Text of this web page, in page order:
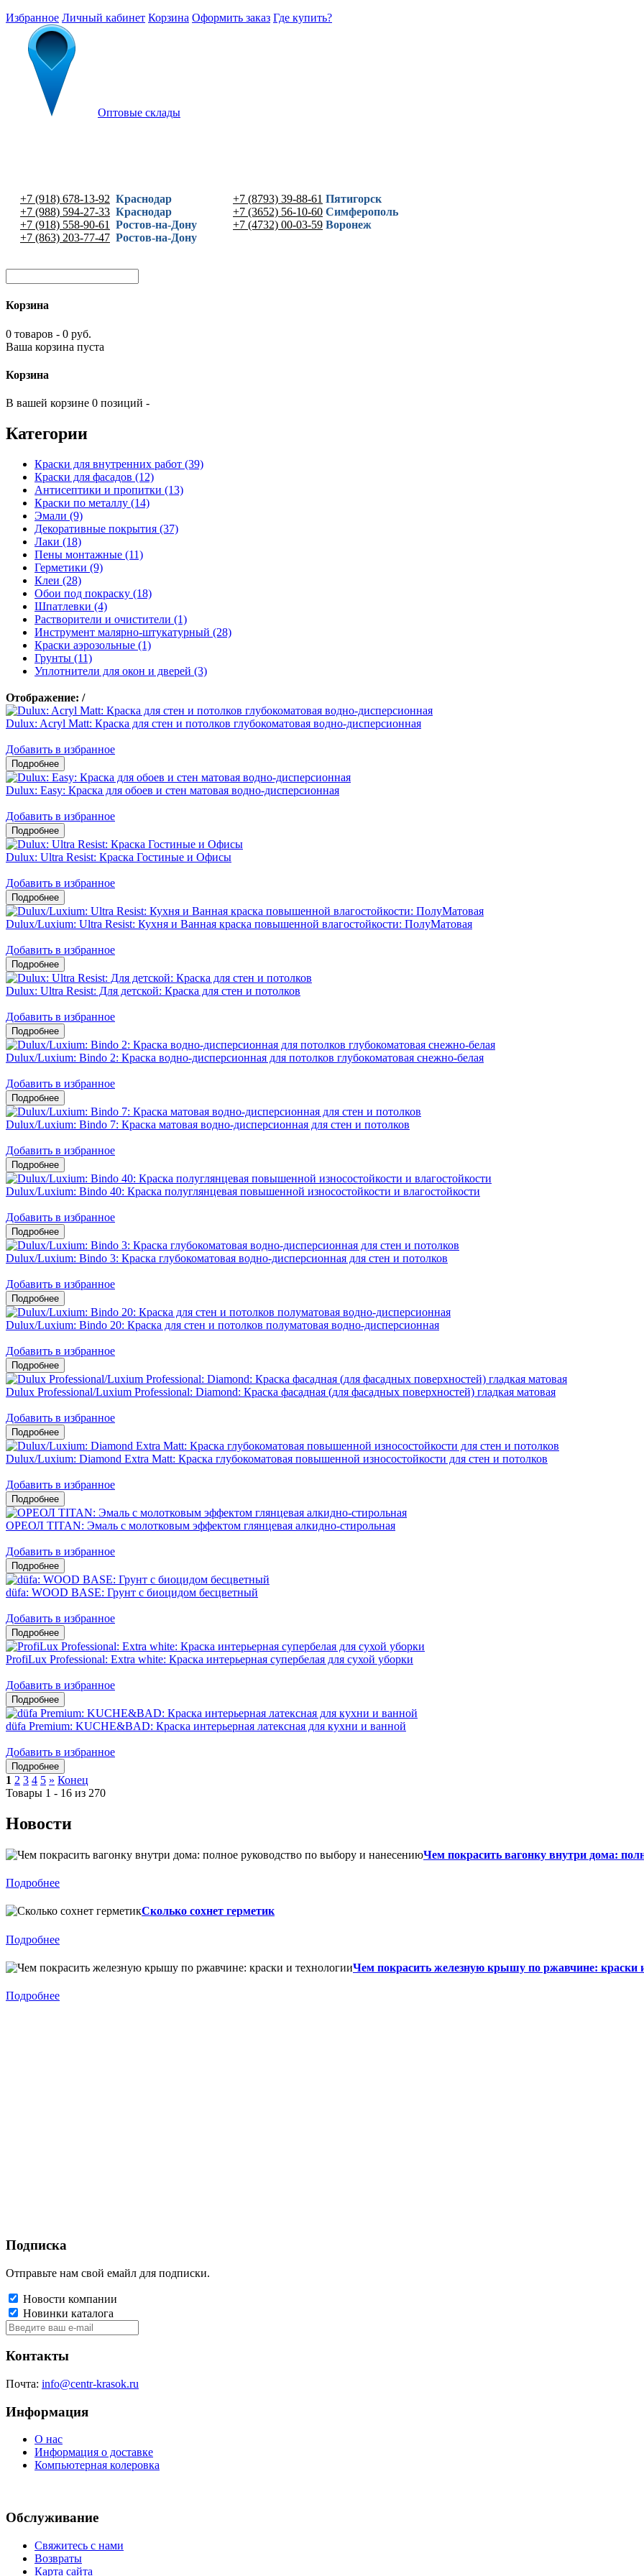
Избранное Личный кабинет Корзина Оформить заказ Где купить?
Оптовые склады
+7 (918) 678-13-92 Краснодар
+7 (988) 594-27-33 Краснодар
+7 (918) 558-90-61
Ростов-на-Дону
+7 (863) 203-77-47 Ростов-на-Дону
+7 (8793) 39-88-61 Пятигорск
+7 (3652) 56-10-60 Симферополь
+7 (4732) 00-03-59 Воронеж
Корзина
0 товаров - 0 руб.
Ваша корзина пуста
Корзина
В вашей корзине 0 позиций -
Категории
Краски для внутренних работ (39)
Краски для фасадов (12)
Антисептики и пропитки (13)
Краски по металлу (14)
Эмали (9)
Декоративные покрытия (37)
Лаки (18)
Пены монтажные (11)
Герметики (9)
Клеи (28)
Обои под покраску (18)
Шпатлевки (4)
Растворители и очистители (1)
Инструмент малярно-штукатурный (28)
Краски аэрозольные (1)
Грунты (11)
Уплотнители для окон и дверей (3)
Отображение: /
Dulux: Acryl Matt: Краска для стен и потолков глубокоматовая водно-дисперсионная
Добавить в избранное
Dulux: Easy: Краска для обоев и стен матовая водно-дисперсионная
Добавить в избранное
Dulux: Ultra Resist: Краска Гостиные и Офисы
Добавить в избранное
Dulux/Luxium: Ultra Resist: Кухня и Ванная краска повышенной влагостойкости: ПолуМатовая
Добавить в избранное
Dulux: Ultra Resist: Для детской: Краска для стен и потолков
Добавить в избранное
Dulux/Luxium: Bindo 2: Краска водно-дисперсионная для потолков глубокоматовая снежно-белая
Добавить в избранное
Dulux/Luxium: Bindo 7: Краска матовая водно-дисперсионная для стен и потолков
Добавить в избранное
Dulux/Luxium: Bindo 40: Краска полуглянцевая повышенной износостойкости и влагостойкости
Добавить в избранное
Dulux/Luxium: Bindo 3: Краска глубокоматовая водно-дисперсионная для стен и потолков
Добавить в избранное
Dulux/Luxium: Bindo 20: Краска для стен и потолков полуматовая водно-дисперсионная
Добавить в избранное
Dulux Professional/Luxium Professional: Diamond: Краска фасадная (для фасадных поверхностей) гладкая матовая
Добавить в избранное
Dulux/Luxium: Diamond Extra Matt: Краска глубокоматовая повышенной износостойкости для стен и потолков
Добавить в избранное
ОРЕОЛ TITAN: Эмаль с молотковым эффектом глянцевая алкидно-стирольная
Добавить в избранное
düfa: WOOD BASE: Грунт с биоцидом бесцветный
Добавить в избранное
ProfiLux Professional: Extra white: Краска интерьерная супербелая для сухой уборки
Добавить в избранное
düfa Premium: KUCHE&BAD: Краска интерьерная латексная для кухни и ванной
Добавить в избранное
1 2 3 4 5 » Конец
Товары 1 - 16 из 270
Новости
Чем покрасить вагонку внутри дома:
Подробнее
Сколько сохнет герметик
Подробнее
Чем покрасить железную крышу по ржавчине: краски
Подробнее
Подписка
Отправьте нам свой емайл для подписки.
Новости компании
Новинки каталога
Контакты
Почта: info@centr-krasok.ru
Информация
О нас
Информация о доставке
Компьютерная колеровка
Обслуживание
Свяжитесь с нами
Возвраты
Карта сайта